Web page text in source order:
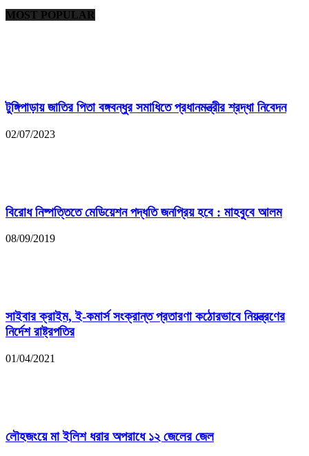
MOST POPULAR
টুঙ্গিপাড়ায় জাতির পিতা বঙ্গবন্ধুর সমাধিতে প্রধানমন্ত্রীর শ্রদ্ধা নিবেদন
02/07/2023
বিরোধ নিষ্পত্তিতে মেডিয়েশন পদ্ধতি জনপ্রিয় হবে : মাহবুবে আলম
08/09/2019
সাইবার ক্রাইম, ই-কমার্স সংক্রান্ত প্রতারণা কঠোরভাবে নিয়ন্ত্রণের
নির্দেশ রাষ্ট্রপতির
01/04/2021
লৌহজংয়ে মা ইলিশ ধরার অপরাধে ১২ জেলের জেল